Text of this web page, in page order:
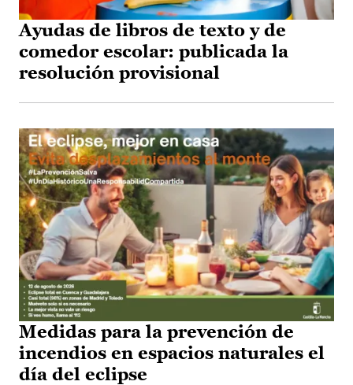
Ayudas de libros de texto y de
comedor escolar: publicada la
resolución provisional
Medidas para la prevención de
incendios en espacios naturales el
día del eclipse